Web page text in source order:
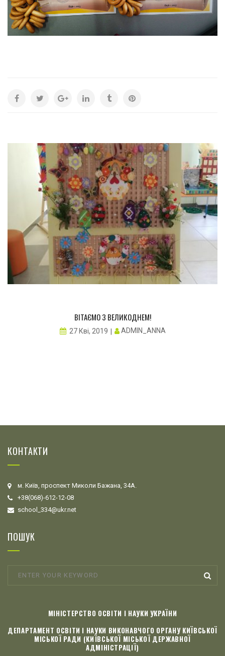
ВІТАЄМО З ВЕЛИКОДНЕМ!
27 Кві, 2019 ADMIN_ANNA
КОНТАКТИ
м. Київ, проспект Миколи Бажана, 34А.
+38(068)-612-12-08
school_334@ukr.net
ПОШУК
МІНІСТЕРСТВО ОСВІТИ І НАУКИ УКРАЇНИ
ДЕПАРТАМЕНТ ОСВІТИ І НАУКИ ВИКОНАВЧОГО ОРГАНУ КИЇВСЬКОЇ
МІСЬКОЇ РАДИ (КИЇВСЬКОЇ МІСЬКОЇ ДЕРЖАВНОЇ
АДМІНІСТРАЦІЇ)